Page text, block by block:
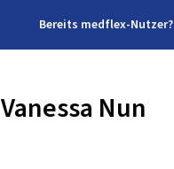
Bereits medflex-Nutzer?
Vanessa Nun